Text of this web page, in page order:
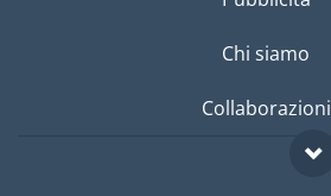
Chi siamo
Collaborazioni